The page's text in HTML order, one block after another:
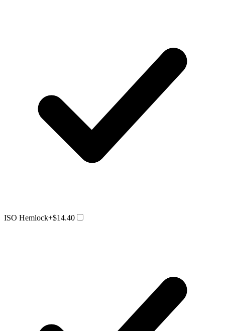
ISO Hemlock+$14.40